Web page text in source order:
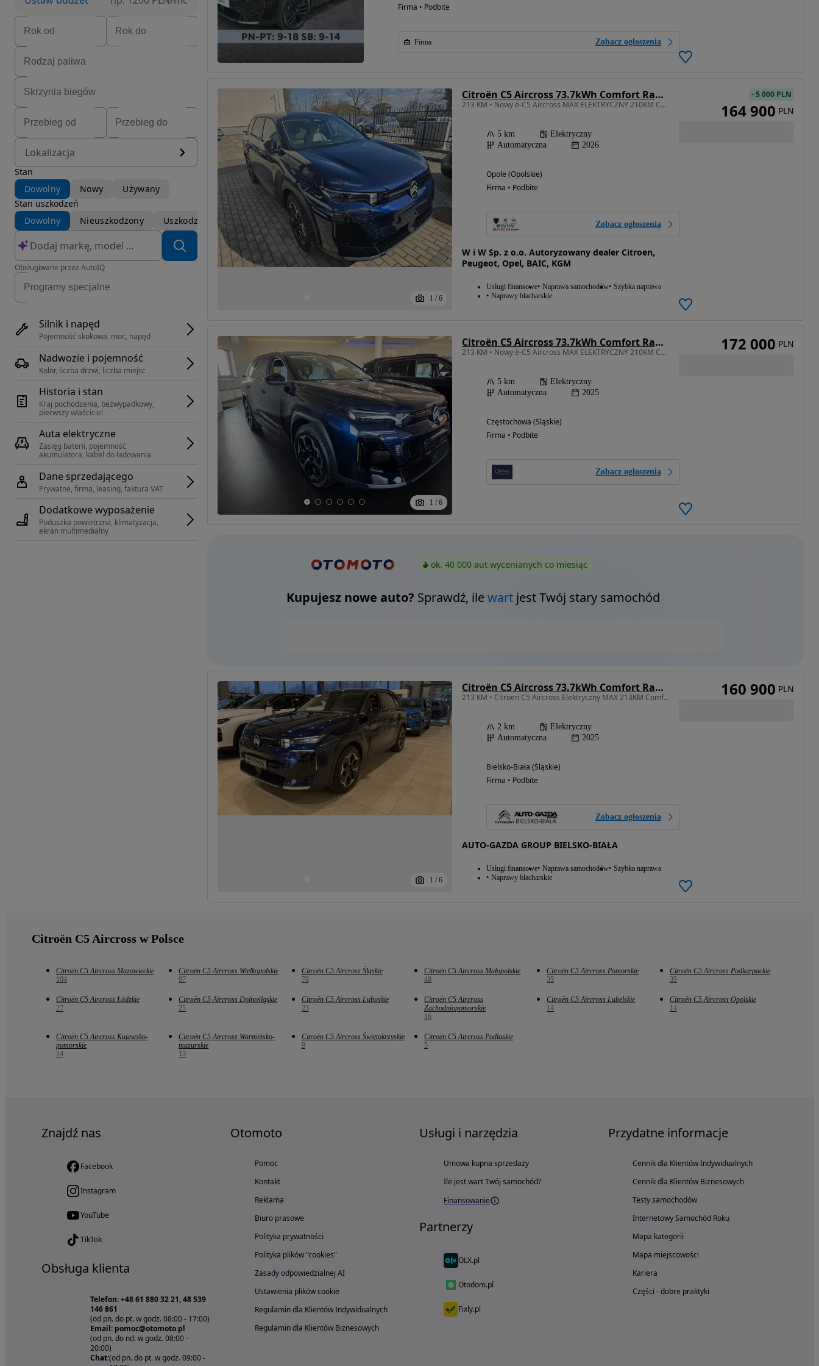
Lokalizacja
Stan
Dowolny
Nowy
Używany
Stan uszkodzeń
Dowolny
Nieuszkodzony Uszkodzony
Obsługiwane przez AutoIQ
Silnik i napęd
Pojemność skokowa, moc, napęd
Nadwozie i pojemność
Kolor, liczba drzwi, liczba miejsc
Historia i stan
Kraj pochodzenia, bezwypadkowy,
pierwszy właściciel
Auta elektryczne
Zasięg baterii, pojemność
akumulatora, kabel do ładowania
Dane sprzedającego
Prywatne, firma, leasing, faktura VAT
Dodatkowe wyposażenie
Poduszka powietrzna, klimatyzacja,
ekran multimedialny
Firma • Podbite
Firma Zobacz ogłoszenia
1 / 6
Citroën C5 Aircross 73.7kWh Comfort Range Max
213 KM • Nowy ë-C5 Aircross MAX ELEKTRYCZNY 210KM Comfort Range Automatyczna
5 km
Elektryczny
Automatyczna
2026
Opole (Opolskie)
Firma • Podbite
Zobacz ogłoszenia
W i W Sp. z o.o. Autoryzowany dealer Citroen,
Peugeot, Opel, BAIC, KGM
Usługi finansowe Naprawa samochodów Szybka naprawa
Naprawy blacharskie
-5 000 PLN
164 900 PLN
1 / 6
Citroën C5 Aircross 73.7kWh Comfort Range Max
213 KM • Nowy ë-C5 Aircross MAX ELEKTRYCZNY 210KM Comfort Range
5 km
Elektryczny
Automatyczna
2025
Częstochowa (Śląskie)
Firma • Podbite
Zobacz ogłoszenia
172 000 PLN
ok. 40 000 aut wycenianych co miesiąc
Kupujesz nowe auto? Sprawdź, ilewartjest Twój stary samochód
1 / 6
Citroën C5 Aircross 73.7kWh Comfort Range Max
213 KM • Citroen C5 Aircross Elektryczny MAX 213KM Comfort Range 73,7kWh
2 km
Elektryczny
Automatyczna
2025
Bielsko-Biała (Śląskie)
Firma • Podbite
Zobacz ogłoszenia
AUTO-GAZDA GROUP BIELSKO-BIAŁA
Usługi finansowe Naprawa samochodów Szybka naprawa
Naprawy blacharskie
160 900 PLN
Citroën C5 Aircross w Polsce
Citroën C5 Aircross Mazowieckie
104
Citroën C5 Aircross Wielkopolskie
97
Citroën C5 Aircross Śląskie
78
Citroën C5 Aircross Małopolskie
48
Citroën C5 Aircross Pomorskie
35
Citroën C5 Aircross Podkarpackie
35
Citroën C5 Aircross Łódzkie
27
Citroën C5 Aircross Dolnośląskie
25
Citroën C5 Aircross Lubuskie
23
Citroën C5 Aircross
Zachodniopomorskie
16
Citroën C5 Aircross Lubelskie
14
Citroën C5 Aircross Opolskie
14
Citroën C5 Aircross Kujawsko-
pomorskie
14
Citroën C5 Aircross Warmińsko-
mazurskie
13
Citroën C5 Aircross Świętokrzyskie
9
Citroën C5 Aircross Podlaskie
5
Znajdź nas
Facebook
Instagram
YouTube
TikTok
Obsługa klienta
Telefon: +48 61 880 32 21, 48 539
146 861
(od pn. do pt. w godz. 08:00 - 17:00)
Email: pomoc@otomoto.pl
(od pn. do nd. w godz. 08:00 -
20:00)
Chat:(od pn. do pt. w godz. 09:00 -
Otomoto
Pomoc
Kontakt
Reklama
Biuro prasowe
Polityka prywatności
Polityka plików "cookies"
Zasady odpowiedzialnej AI
Ustawienia plików cookie
Regulamin dla Klientów Indywidualnych
Regulamin dla Klientów Biznesowych
Usługi i narzędzia
Umowa kupna sprzedaży
Ile jest wart Twój samochód?
Finansowanie
Partnerzy
OLX.pl
Otodom.pl
Fixly.pl
Przydatne informacje
Cennik dla Klientów Indywidualnych
Cennik dla Klientów Biznesowych
Testy samochodów
Internetowy Samochód Roku
Mapa kategorii
Mapa miejscowości
Kariera
Części - dobre praktyki